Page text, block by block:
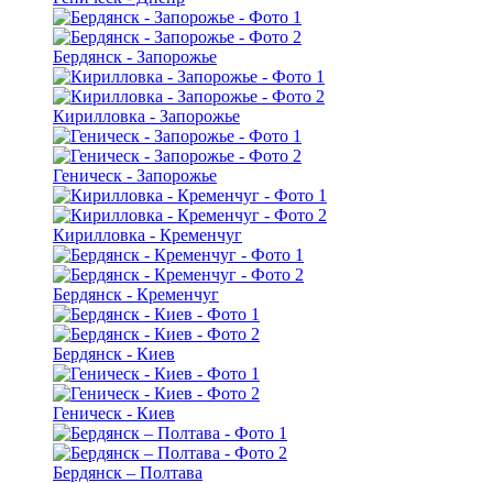
Бердянск - Запорожье
Кирилловка - Запорожье
Геническ - Запорожье
Кирилловка - Кременчуг
Бердянск - Кременчуг
Бердянск - Киев
Геническ - Киев
Бердянск – Полтава